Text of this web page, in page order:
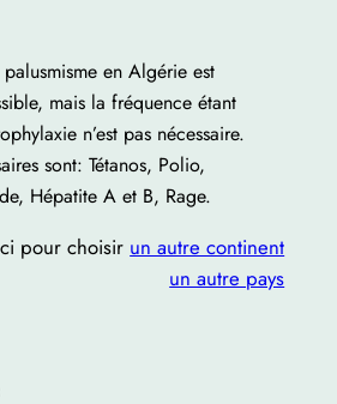
en Algérie est
mais la fréquence étant
n’est pas nécessaire.
sont: Tétanos, Polio,
Hépatite A et B, Rage.
pour choisir un autre continent
un autre pays